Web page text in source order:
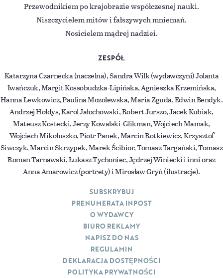
Przewodnikiem po krajobrazie współczesnej nauki.
Niszczycielem mitów i fałszywych mniemań.
Nosicielem mądrej nadziei.
ZESPÓŁ
Katarzyna Czarnecka (naczelna), Sandra Wilk (wydawczyni) Jolanta
Iwańczuk, Margit Kossobudzka-Lipińska, Agnieszka Krzemińska,
Hanna Lewkowicz, Paulina Mozolewska, Maria Zguda, Edwin Bendyk.
Andrzej Hołdys, Karol Jałochowski, Robert Jurszo, Jacek Kubiak,
Mateusz Kostecki, Jerzy Kowalski-Glikman, Wojciech Mamak,
Wojciech Mikołuszko, Piotr Panek, Marcin Rotkiewicz, Krzysztof
Siwczyk, Marcin Skrzypek, Marek Ścibior, Tomasz Targański, Tomasz
Roman Tarnawski, Łukasz Tychoniec, Jędrzej Winiecki i inni oraz
Anna Amarowicz (portrety) i Mirosław Gryń (ilustracje).
SUBSKRYBUJ
PRENUMERATA INPOST
O WYDAWCY
BIURO REKLAMY
NAPISZ DO NAS
REGULAMIN
DEKLARACJA DOSTĘPNOŚCI
POLITYKA PRYWATNOŚCI